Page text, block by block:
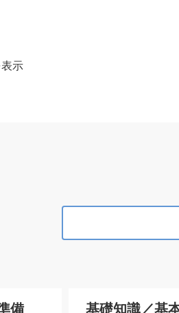
示
備 基礎知識／基